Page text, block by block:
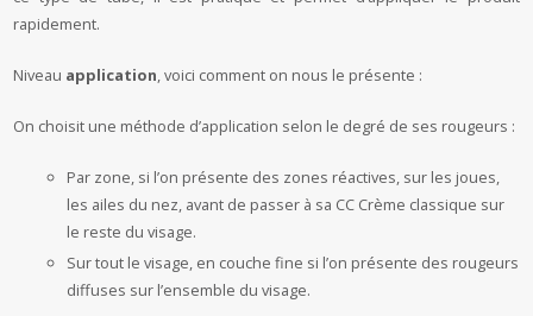
rapidement.
Niveau application, voici comment on nous le présente :
On choisit une méthode d’application selon le degré de ses rougeurs :
Par zone, si l’on présente des zones réactives, sur les joues,
les ailes du nez, avant de passer à sa CC Crème classique sur
le reste du visage.
Sur tout le visage, en couche fine si l’on présente des rougeurs
diffuses sur l’ensemble du visage.